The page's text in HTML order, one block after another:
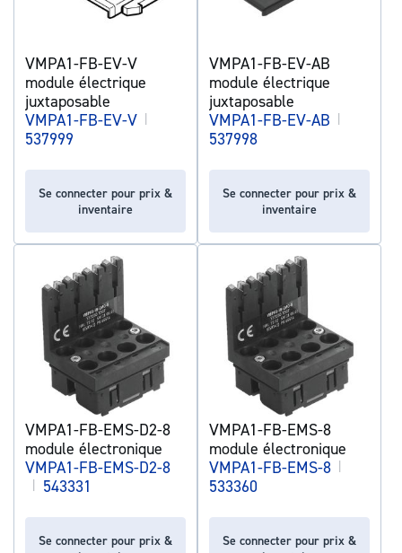
VMPA1-FB-EV-V
module électrique
juxtaposable
VMPA1-FB-EV-V |
537999
Se connecter pour prix &
inventaire
VMPA1-FB-EV-AB
module électrique
juxtaposable
VMPA1-FB-EV-AB |
537998
Se connecter pour prix &
inventaire
VMPA1-FB-EMS-D2-8
module électronique
VMPA1-FB-EMS-D2-8
| 543331
Se connecter pour prix &
VMPA1-FB-EMS-8
module électronique
VMPA1-FB-EMS-8 |
533360
Se connecter pour prix &